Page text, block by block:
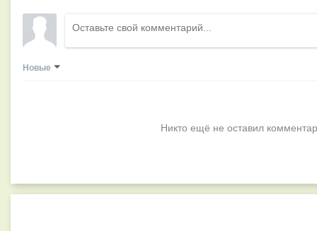
Новые
Никто ещё не оставил